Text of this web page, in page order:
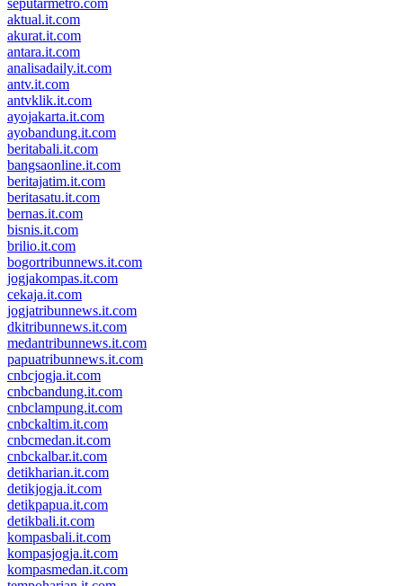
seputarmetro.com
aktual.it.com
akurat.it.com
antara.it.com
analisadaily.it.com
antv.it.com
antvklik.it.com
ayojakarta.it.com
ayobandung.it.com
beritabali.it.com
bangsaonline.it.com
beritajatim.it.com
beritasatu.it.com
bernas.it.com
bisnis.it.com
brilio.it.com
bogortribunnews.it.com
jogjakompas.it.com
cekaja.it.com
jogjatribunnews.it.com
dkitribunnews.it.com
medantribunnews.it.com
papuatribunnews.it.com
cnbcjogja.it.com
cnbcbandung.it.com
cnbclampung.it.com
cnbckaltim.it.com
cnbcmedan.it.com
cnbckalbar.it.com
detikharian.it.com
detikjogja.it.com
detikpapua.it.com
detikbali.it.com
kompasbali.it.com
kompasjogja.it.com
kompasmedan.it.com